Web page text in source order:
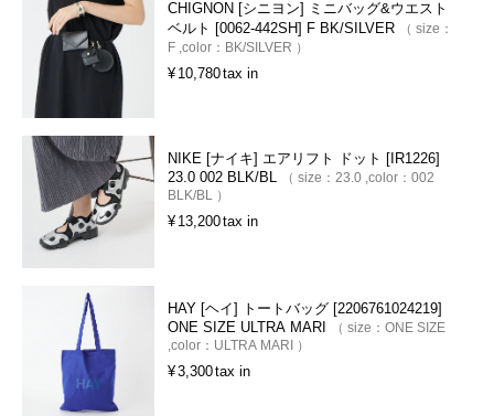
CHIGNON [シニヨン] ミニバッグ&ウエスト
ベルト [0062-442SH] F BK/SILVER
size：
F color： BK/SILVER
¥ 10,780tax in
NIKE [ナイキ] エアリフト ドット [IR1226]
23.0 002 BLK/BL
size： 23.0 color： 002
BLK/BL
¥ 13,200tax in
HAY [ヘイ] トートバッグ [2206761024219]
ONE SIZE ULTRA MARI
size： ONE SIZE
color： ULTRA MARI
¥3,300tax in